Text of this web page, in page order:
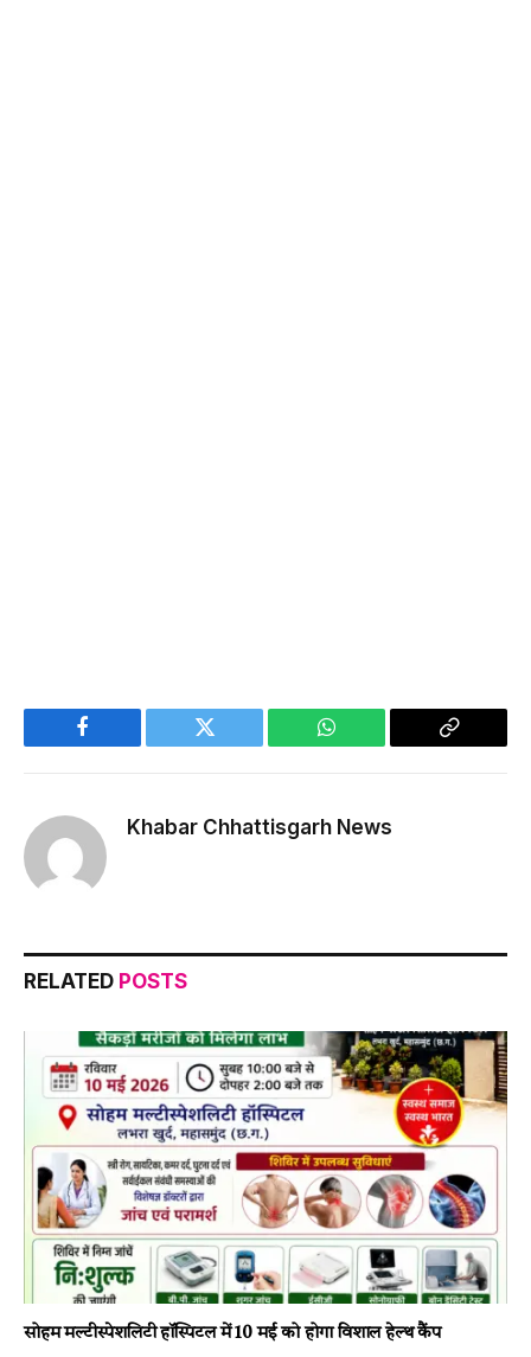
Facebook Twitter WhatsApp
Copy
Khabar Chhattisgarh News
RELATED POSTS
सोहम मल्टीस्पेशलिटी हॉस्पिटल में 10 मई को होगा विशाल हेल्थ कैंप